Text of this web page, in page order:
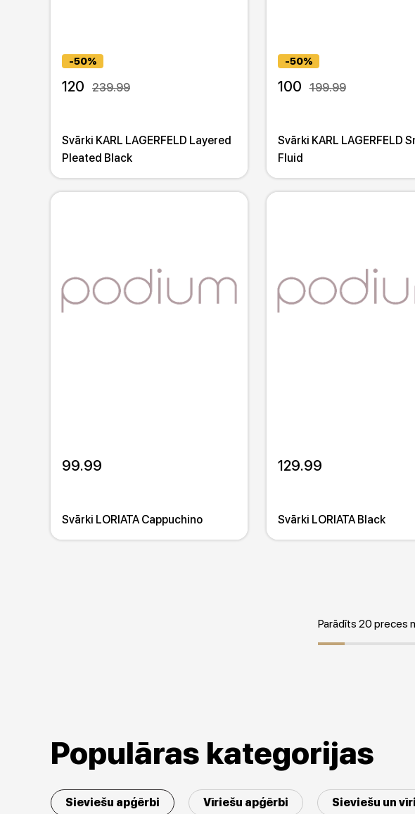
-50%
120 239.99
Svārki KARL LAGERFELD Layered
Pleated Black
-50%
100 199.99
Svārki KARL LAGERFELD
Fluid
99.99
Svārki LORIATA Cappuchino
129.99
Svārki LORIATA Black
Parādīts 20 preces
Populāras kategorijas
Sieviešu apģērbi Vīriešu apģērbi Sieviešu un